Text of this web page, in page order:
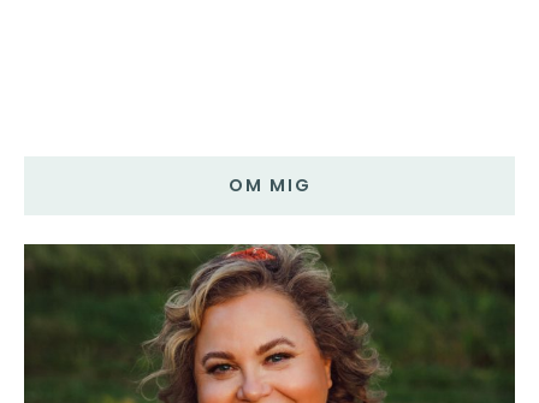
OM MIG